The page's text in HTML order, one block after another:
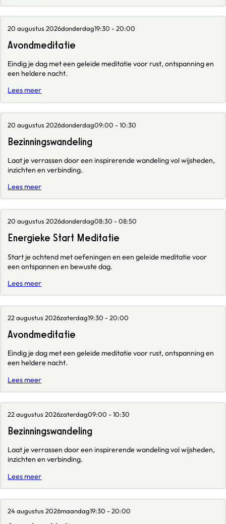
20 augustus 2026donderdag19:30 - 20:00
Avondmeditatie
Eindig je dag met een geleide meditatie voor rust, ontspanning en
een heldere nacht.
Lees meer
20 augustus 2026donderdag09:00 - 10:30
Bezinningswandeling
Laat je verrassen door een inspirerende wandeling vol wijsheden,
inzichten en verbinding.
Lees meer
20 augustus 2026donderdag08:30 - 08:50
Energieke Start Meditatie
Start je ochtend met oefeningen en een geleide meditatie voor
een ontspannen en bewuste dag.
Lees meer
22 augustus 2026zaterdag19:30 - 20:00
Avondmeditatie
Eindig je dag met een geleide meditatie voor rust, ontspanning en
een heldere nacht.
Lees meer
22 augustus 2026zaterdag09:00 - 10:30
Bezinningswandeling
Laat je verrassen door een inspirerende wandeling vol wijsheden,
inzichten en verbinding.
Lees meer
24 augustus 2026maandag19:30 - 20:00